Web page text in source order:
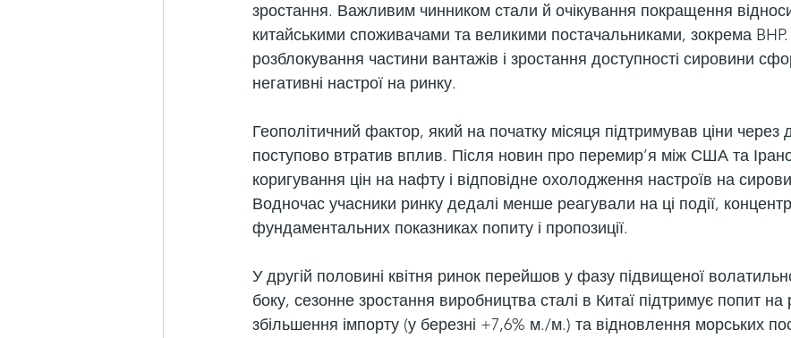
зростання. Важливим чинником стали й очікування покращення
китайськими споживачами та великими постачальниками, зокрема
розблокування частини вантажів і зростання доступності сировини
негативні настрої на ринку.
Геополітичний фактор, який на початку місяця підтримував ціни
поступово втратив вплив. Після новин про перемир’я між США та
коригування цін на нафту і відповідне охолодження настроїв на
Водночас учасники ринку дедалі менше реагували на ці події,
фундаментальних показниках попиту і пропозиції.
У другій половині квітня ринок перейшов у фазу підвищеної
боку, сезонне зростання виробництва сталі в Китаї підтримує попит на
збільшення імпорту (у березні +7,6% м./м.) та відновлення морських